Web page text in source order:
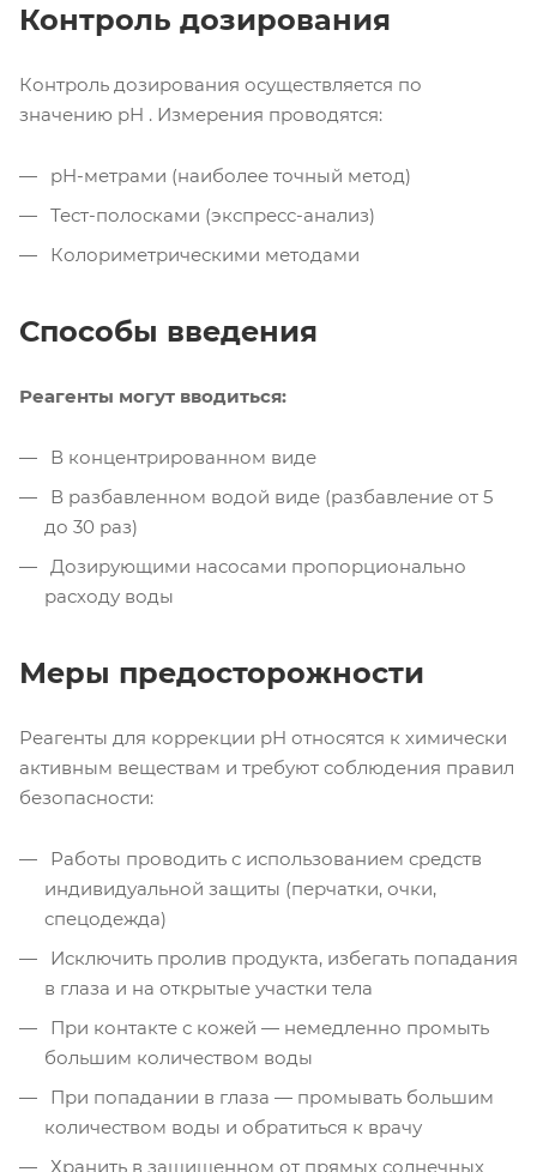
Контроль дозирования
Контроль дозирования осуществляется по
значению pH . Измерения проводятся:
pH-метрами (наиболее точный метод)
Тест-полосками (экспресс-анализ)
Колориметрическими методами
Способы введения
Реагенты могут вводиться:
В концентрированном виде
В разбавленном водой виде (разбавление от 5
до 30 раз)
Дозирующими насосами пропорционально
расходу воды
Меры предосторожности
Реагенты для коррекции pH относятся к химически
активным веществам и требуют соблюдения правил
безопасности:
Работы проводить с использованием средств
индивидуальной защиты (перчатки, очки,
спецодежда)
Исключить пролив продукта, избегать попадания
в глаза и на открытые участки тела
При контакте с кожей — немедленно промыть
большим количеством воды
При попадании в глаза — промывать большим
количеством воды и обратиться к врачу
Хранить в защищенном от прямых солнечных